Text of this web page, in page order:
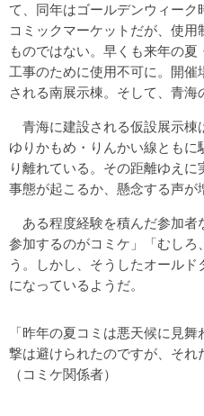
て、同年はゴールデンウィーク
コミックマーケットだが、使
ものではない。早くも来年の
工事のために使用不可に。開
される南展示棟。そして、青海
青海に建設される仮設展示棟
ゆりかもめ・りんかい線ともに
り離れている。その距離ゆえ
事態が起こるか、懸念する声が
ある程度経験を積んだ参加者
参加するのがコミケ」「むしろ
う。しかし、そうしたオール
になっているようだ。
「昨年の夏コミは悪天候に見
撃は避けられたのですが、それ
（コミケ関係者）